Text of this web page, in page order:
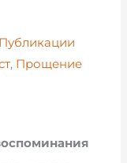
Публикации
, Прощение